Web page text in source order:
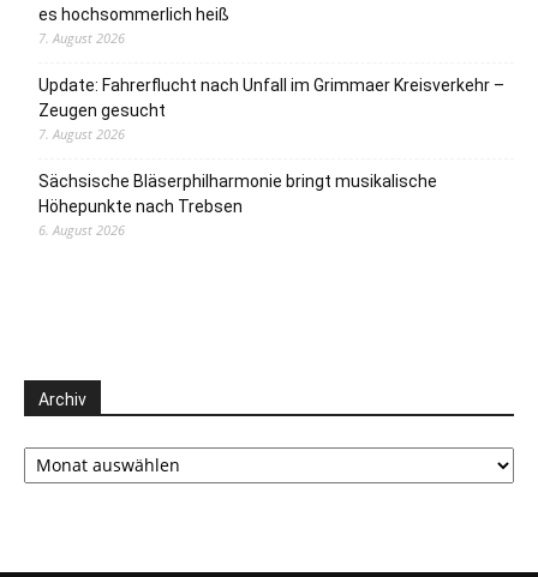
es hochsommerlich heiß
7. August 2026
Update: Fahrerflucht nach Unfall im Grimmaer Kreisverkehr –
Zeugen gesucht
7. August 2026
Sächsische Bläserphilharmonie bringt musikalische
Höhepunkte nach Trebsen
6. August 2026
Archiv
Archiv